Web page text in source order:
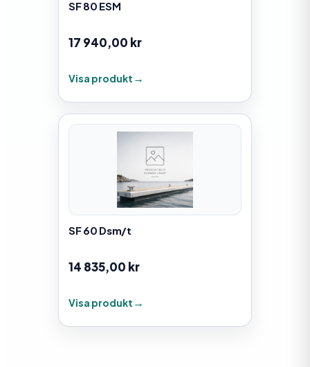
SF 80 ESM
17 940,00 kr
Visa produkt
SF 60 Dsm/t
14 835,00 kr
Visa produkt